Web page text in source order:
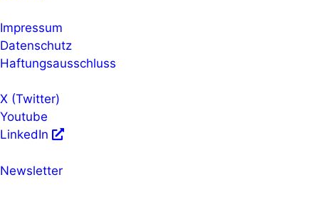
Impressum
Datenschutz
Haftungsausschluss
X (Twitter)
Youtube
LinkedIn
Newsletter